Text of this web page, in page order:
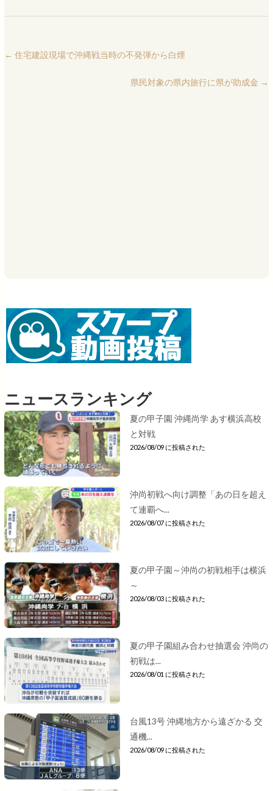
← 住宅建設現場で沖縄戦当時の不発弾から白煙
県民対象の県内旅行に県が助成金 →
ニュースランキング
夏の甲子園 沖縄尚学 あす横浜高校
と対戦
2026/08/09 に投稿された
沖尚初戦へ向け調整「あの日を超え
て連覇へ...
2026/08/07 に投稿された
夏の甲子園～沖尚の初戦相手は横浜
～
2026/08/03 に投稿された
夏の甲子園組み合わせ抽選会 沖尚の
初戦は...
2026/08/01 に投稿された
台風13号 沖縄地方から遠ざかる 交
通機...
2026/08/09 に投稿された